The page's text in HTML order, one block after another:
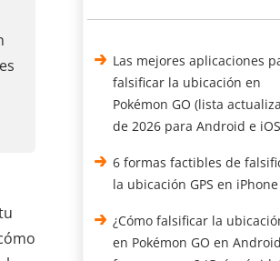
Las mejores aplicaciones
falsificar la ubicación en
Pokémon GO (lista
de 2026 para Android e
6 formas factibles de
la ubicación GPS en iPhone
¿Cómo falsificar la
en Pokémon GO en